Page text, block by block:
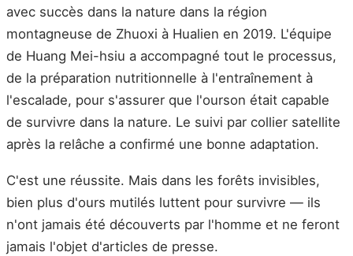
avec succès dans la nature dans la région
montagneuse de Zhuoxi à Hualien en 2019. L'équipe
de Huang Mei-hsiu a accompagné tout le processus,
de la préparation nutritionnelle à l'entraînement à
l'escalade, pour s'assurer que l'ourson était capable
de survivre dans la nature. Le suivi par collier satellite
après la relâche a confirmé une bonne adaptation.
C'est une réussite. Mais dans les forêts invisibles,
bien plus d'ours mutilés luttent pour survivre — ils
n'ont jamais été découverts par l'homme et ne feront
jamais l'objet d'articles de presse.